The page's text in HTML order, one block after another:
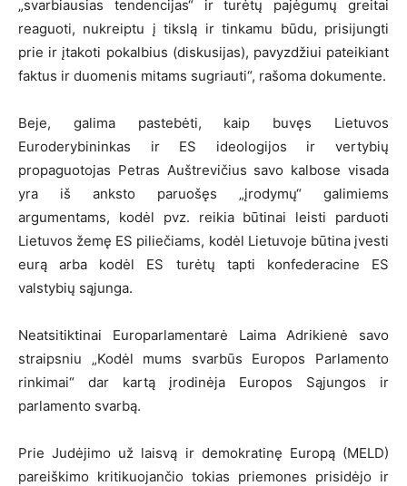
„svarbiausias tendencijas“ ir turėtų pajėgumų greitai
reaguoti, nukreiptu į tikslą ir tinkamu būdu, prisijungti
prie ir įtakoti pokalbius (diskusijas), pavyzdžiui pateikiant
faktus ir duomenis mitams sugriauti“, rašoma dokumente.
Beje, galima pastebėti, kaip buvęs Lietuvos
Euroderybininkas ir ES ideologijos ir vertybių
propaguotojas Petras Auštrevičius savo kalbose visada
yra iš anksto paruošęs „įrodymų“ galimiems
argumentams, kodėl pvz. reikia būtinai leisti parduoti
Lietuvos žemę ES piliečiams, kodėl Lietuvoje būtina įvesti
eurą arba kodėl ES turėtų tapti konfederacine ES
valstybių sąjunga.
Neatsitiktinai Europarlamentarė Laima Adrikienė savo
straipsniu „Kodėl mums svarbūs Europos Parlamento
rinkimai“ dar kartą įrodinėja Europos Sąjungos ir
parlamento svarbą.
Prie Judėjimo už laisvą ir demokratinę Europą (MELD)
pareiškimo kritikuojančio tokias priemones prisidėjo ir